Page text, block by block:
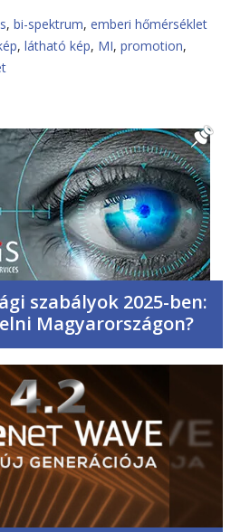
, bi-spektrum, emberi hőmérséklet
, látható kép, MI, promotion,
szabályok 2025-ben:
Magyarországon?